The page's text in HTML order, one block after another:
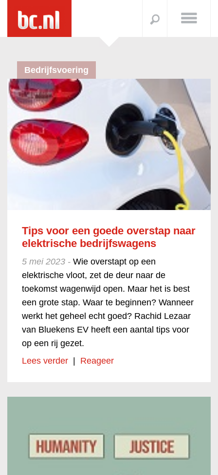
Bedrijfsvoering
Tips voor een goede overstap naar
elektrische bedrijfswagens
5 mei 2023 - Wie overstapt op een
elektrische vloot, zet de deur naar de
toekomst wagenwijd open. Maar het is best
een grote stap. Waar te beginnen? Wanneer
werkt het geheel echt goed? Rachid Lezaar
van Bluekens EV heeft een aantal tips voor
op een rij gezet.
Lees verder | Reageer